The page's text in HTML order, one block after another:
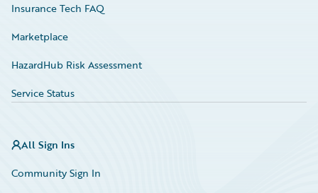
Insurance Tech FAQ
Marketplace
HazardHub Risk Assessment
Service Status
All Sign Ins
Community Sign In